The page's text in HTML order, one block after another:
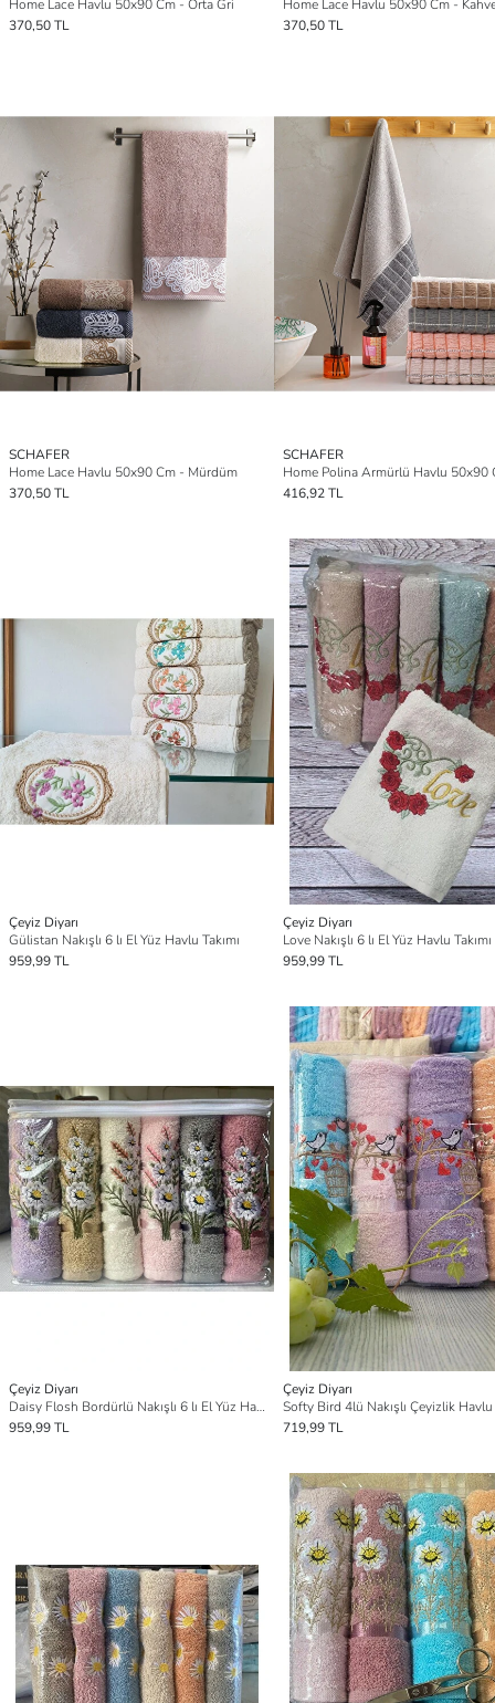
Home Lace Havlu 50x90 Cm - Orta Gri
370,50 TL
Home Lace Havlu 50x90 Cm -
370,50 TL
SCHAFER
Home Lace Havlu 50x90 Cm - Mürdüm
370,50 TL
SCHAFER
416,92 TL
Çeyiz Diyarı
Gülistan Nakışlı 6 lı El Yüz Havlu Takımı
959,99 TL
Çeyiz Diyarı
Love Nakışlı 6 lı El Yüz Havlu Takımı
959,99 TL
Çeyiz Diyarı
Daisy Flosh Bordürlü Nakışlı 6 lı El Yüz Havlu Takımı
959,99 TL
Çeyiz Diyarı
Softy Bird 4lü Nakışlı Çeyizlik Havlu
719,99 TL